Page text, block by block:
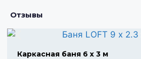
Отзывы
Каркасная баня 6 х 3 м